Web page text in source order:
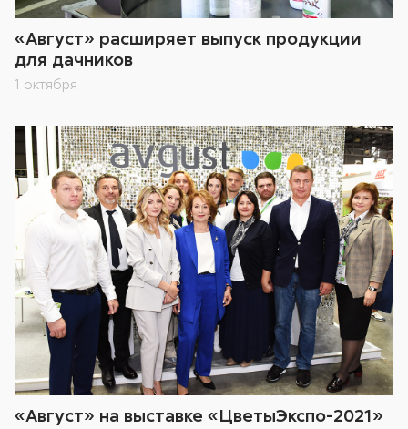
«Август» расширяет выпуск продукции
для дачников
1 октября
«Август» на выставке «ЦветыЭкспо-2021»